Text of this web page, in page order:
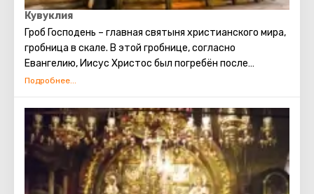
Кувуклия
Гроб Господень – главная святыня христианского мира,
гробница в скале. В этой гробнице, согласно
Евангелию, Иисус Христос был погребён после
распятия и на третий день воскрес.